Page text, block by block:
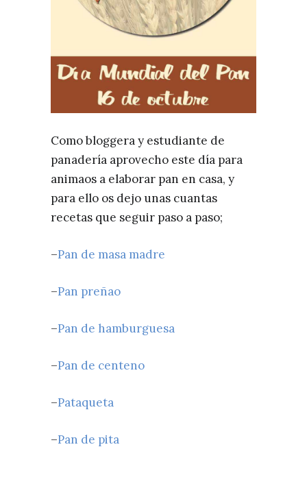
Como bloggera y estudiante de
panadería aprovecho este día para
animaos a elaborar pan en casa, y
para ello os dejo unas cuantas
recetas que seguir paso a paso;
–Pan de masa madre
–Pan preñao
–Pan de hamburguesa
–Pan de centeno
–Pataqueta
–Pan de pita